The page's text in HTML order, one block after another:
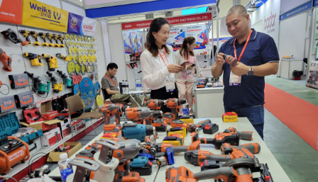
bảo vệ môi trường; từ đây, chuyển đổi xanh, sản xuất xanh,
thương mại xanh, tiêu dùng xanh, tăng trưởng và phát triển
xanh đã trở thành một xu thế tất yếu chứ không phải là
một lựa chọn đối với các quốc gia trên thế giới.